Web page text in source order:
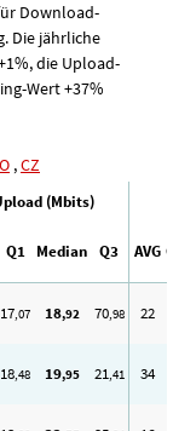
Download-
Die jährliche
die Upload-
Wert +37%
,CZ
(Mbits)
Q1 Median Q3 AVG
17,07 18,92 70,98 22
18,48 19,95 21,41 34